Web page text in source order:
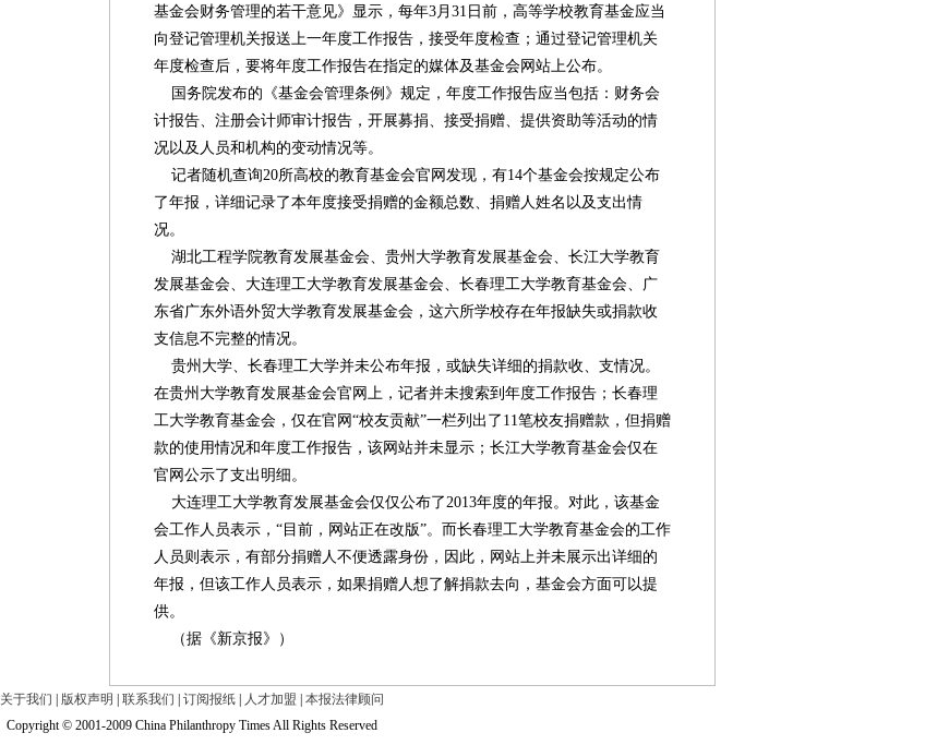
基金会财务管理的若干意见》显示，每年3月31日前，高等学校教育基金应当
向登记管理机关报送上一年度工作报告，接受年度检查；通过登记管理机关
年度检查后，要将年度工作报告在指定的媒体及基金会网站上公布。
国务院发布的《基金会管理条例》规定，年度工作报告应当包括：财务会
计报告、注册会计师审计报告，开展募捐、接受捐赠、提供资助等活动的情
况以及人员和机构的变动情况等。
记者随机查询20所高校的教育基金会官网发现，有14个基金会按规定公布
了年报，详细记录了本年度接受捐赠的金额总数、捐赠人姓名以及支出情
况。
湖北工程学院教育发展基金会、贵州大学教育发展基金会、长江大学教育
发展基金会、大连理工大学教育发展基金会、长春理工大学教育基金会、广
东省广东外语外贸大学教育发展基金会，这六所学校存在年报缺失或捐款收
支信息不完整的情况。
贵州大学、长春理工大学并未公布年报，或缺失详细的捐款收、支情况。
在贵州大学教育发展基金会官网上，记者并未搜索到年度工作报告；长春理
工大学教育基金会，仅在官网“校友贡献”一栏列出了11笔校友捐赠款，但捐赠
款的使用情况和年度工作报告，该网站并未显示；长江大学教育基金会仅在
官网公示了支出明细。
大连理工大学教育发展基金会仅仅公布了2013年度的年报。对此，该基金
会工作人员表示，“目前，网站正在改版”。而长春理工大学教育基金会的工作
人员则表示，有部分捐赠人不便透露身份，因此，网站上并未展示出详细的
年报，但该工作人员表示，如果捐赠人想了解捐款去向，基金会方面可以提
供。
（据《新京报》）
关于我们 版权声明 联系我们 订阅报纸 人才加盟
本报法律顾问
Copyright © 2001-2009 China Philanthropy Times All Rights Reserved